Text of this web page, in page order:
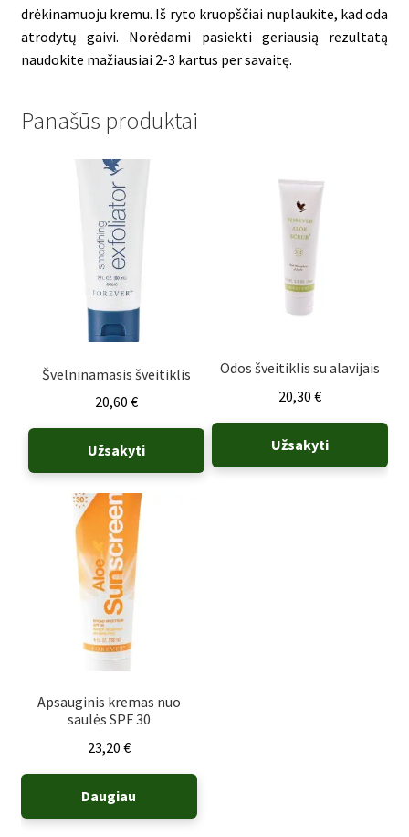
drėkinamuoju kremu. Iš ryto kruopščiai nuplaukite, kad oda
atrodytų gaivi. Norėdami pasiekti geriausią rezultatą
naudokite mažiausiai 2-3 kartus per savaitę.
Panašūs produktai
Švelninamasis šveitiklis
20,60 €
Užsakyti
Odos šveitiklis su alavijais
20,30€
Užsakyti
Apsauginis kremas nuo
saulės SPF 30
23,20 €
Daugiau